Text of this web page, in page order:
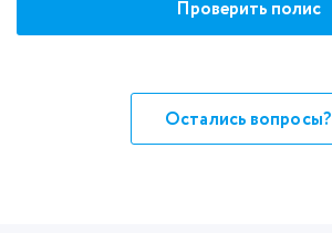
Проверить полис
Остались вопросы?